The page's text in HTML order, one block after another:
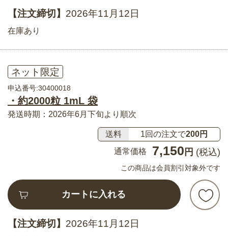
【注文締切】 2026年11月12日
在庫あり
ネット限定
申込番号:30400018
・約2000粒 1mL 袋
発送時期：2026年6月下旬より順次
送料 1回の注文で200円
通常価格
7,150 円 (税込)
この商品は会員割引対象外です
カートに入れる
【注文締切】 2026年11月12日